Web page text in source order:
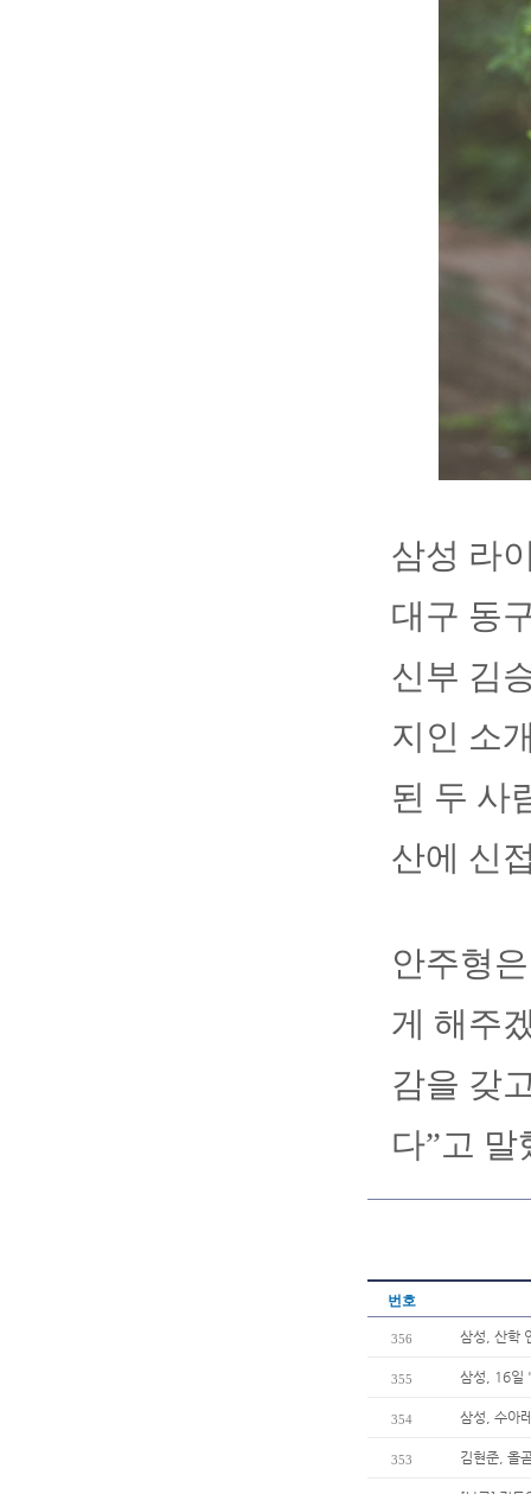
삼성 라
대구 동
신부 김
지인 소
된 두 사
산에 신
안주형
게 해주
감을 갖
다”고 말
번호
356 삼성, 산학
355 삼성, 16일
354 삼성, 수아
353 김현준, 올